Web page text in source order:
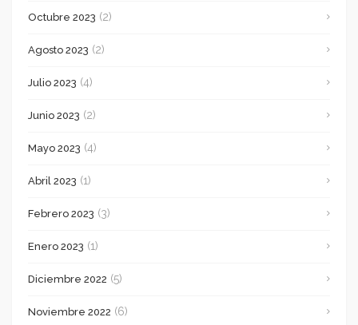
Octubre 2023 (2)
Agosto 2023 (2)
Julio 2023 (4)
Junio 2023 (2)
Mayo 2023 (4)
Abril 2023 (1)
Febrero 2023 (3)
Enero 2023 (1)
Diciembre 2022 (5)
Noviembre 2022 (6)